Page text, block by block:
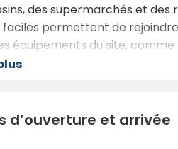
des supermarchés et
permettent de
équipements du site,
à portée de main. Que vous
de 50 ans, **Eurocamp
d’ouverture et arrivée